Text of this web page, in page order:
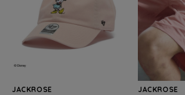
JACKROSE
JACKROSE